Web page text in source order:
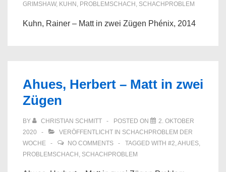
GRIMSHAW, KUHN , PROBLEMSCHACH , SCHACHPROBLEM
Kuhn, Rainer – Matt in zwei Zügen Phénix, 2014
Ahues, Herbert – Matt in zwei
Zügen
BY CHRISTIAN SCHMITT POSTED ON
2. OKTOBER
2020
VERÖFFENTLICHT IN SCHACHPROBLEM DER
WOCHE
NO COMMENTS TAGGED WITH #2,AHUES,
PROBLEMSCHACH , SCHACHPROBLEM